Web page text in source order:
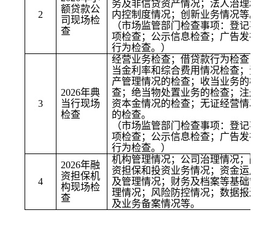
2
额贷款公
司现场检
查
务及非信贷资产情况；法人治理和
内控制度情况；创新业务情况等。
（市场监管部门检查事项：登记事
项检查；公示信息检查；广告发布
行为检查。）
3
2026年典
当行现场
检查
经营业务检查；借贷款行为检查；
当金利率和综合费用情况检查；资
产管理情况的检查；收当业务的检
查；绝当物处置业务的检查；注册
资本金情况的检查；无证经营情况
的检查。
（市场监管部门检查事项：登记事
项检查；公示信息检查；广告发布
行为检查。）
4
2026年融
资担保机
构现场检
查
机构管理情况；公司治理情况；融
资担保和投资业务情况；资金运用
及管理情况；财务及档案等基础管
理情况；风险防控情况；数据报送
及业务备案情况等。